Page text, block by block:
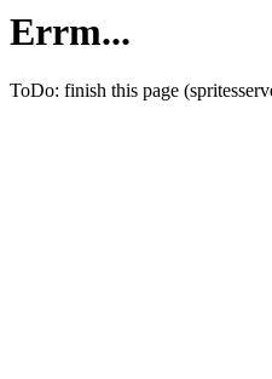
Errm...
ToDo: finish this page